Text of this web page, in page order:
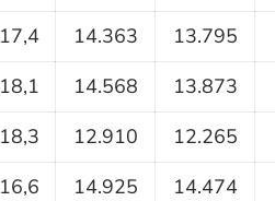
17,4 14.363
13.795
18,1 14.568
13.873
18,3 12.910
12.265
16,6 14.925
14.474